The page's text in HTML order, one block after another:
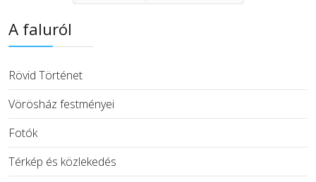
A faluról
Rövid Történet
Vörösház festményei
Fotók
Térkép és közlekedés